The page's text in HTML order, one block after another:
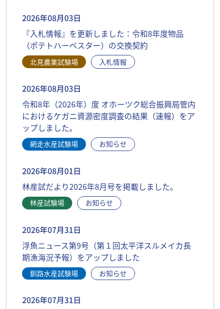
2026年08月03日
『入札情報』を更新しました：令和8年度物品
（ポテトハーベスター）の交換契約
北見農業試験場 入札情報
2026年08月03日
令和8年（2026年）度 オホーツク総合振興局管内
におけるケガニ資源密度調査の結果（速報）をア
ップしました。
網走水産試験場 お知らせ
2026年08月01日
林産試だより2026年8月号を掲載しました。
林産試験場 お知らせ
2026年07月31日
浮魚ニュース第9号（第１回太平洋スルメイカ長
期漁海況予報）をアップしました
釧路水産試験場 お知らせ
2026年07月31日